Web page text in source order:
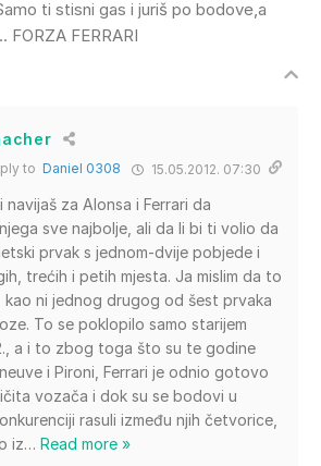
ti stisni gas i juriš po bodove,a
FORZA FERRARI
to Daniel 0308 15.05.2012. 07:30
navijaš za Alonsa i Ferrari da
sve najbolje, ali da li bi ti volio da
prvak s jednom-dvije pobjede i
trećih i petih mjesta. Ja mislim da to
kao ni jednog drugog od šest prvaka
To se poklopilo samo starijem
a i to zbog toga što su te godine
i Pironi, Ferrari je odnio gotovo
vozača i dok su se bodovi u
rasuli između njih četvorice,
iz… Read more »